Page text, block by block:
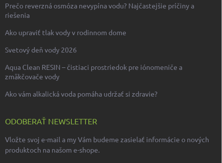
Prečo reverzná osmóza nevypína vodu? Najčastejšie príčiny a
riešenia
Ako upraviť tlak vody v rodinnom dome
Svetový deň vody 2026
Aqua Clean RESIN – čistiaci prostriedok pre iónomeniče a
zmäkčovače vody
Ako vám alkalická voda pomáha udržať si zdravie?
ODOBERAŤ NEWSLETTER
Vložte svoj e-mail a my Vám budeme zasielať informácie o nových
produktoch na našom e-shope.